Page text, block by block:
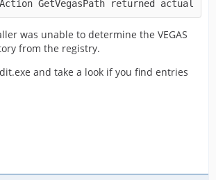
GetVegasPath returned actual
was unable to determine the VEGAS
from the registry.
and take a look if you find entries